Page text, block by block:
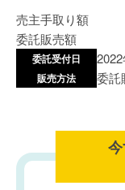
売主手取り額
委託販売額
委託受付日
販売方法 委